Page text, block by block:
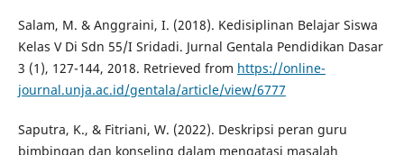
Salam, M. & Anggraini, I. (2018). Kedisiplinan Belajar Siswa
Kelas V Di Sdn 55/I Sridadi. Jurnal Gentala Pendidikan Dasar
3 (1), 127-144, 2018. Retrieved from https://online-
journal.unja.ac.id/gentala/article/view/6777
Saputra, K., & Fitriani, W. (2022). Deskripsi peran guru
bimbingan dan konseling dalam mengatasi masalah